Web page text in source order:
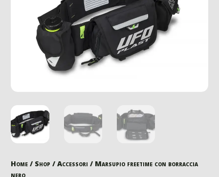
Home / Shop /Accessori / Marsupio freetime con borraccia
nero